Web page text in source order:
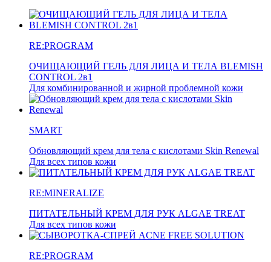
RE:PROGRAM
ОЧИЩАЮЩИЙ ГЕЛЬ ДЛЯ ЛИЦА И ТЕЛА BLEMISH
CONTROL 2в1
Для комбинированной и жирной проблемной кожи
SMART
Обновляющий крем для тела с кислотами Skin Renewal
Для всех типов кожи
RE:MINERALIZE
ПИТАТЕЛЬНЫЙ КРЕМ ДЛЯ РУК ALGAE TREAT
Для всех типов кожи
RE:PROGRAM